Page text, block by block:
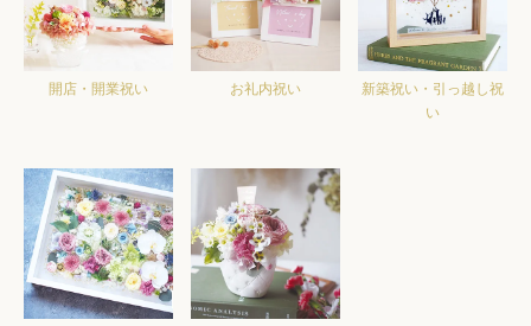
開店・開業祝い お礼内祝い
新築祝い・引っ越し祝
い